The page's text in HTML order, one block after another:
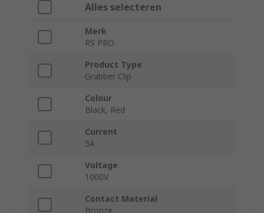
Alles selecteren
Merk
RS PRO
Product Type
Grabber Clip
Colour
Black, Red
Current
5A
Voltage
1000V
Contact Material
Bronze